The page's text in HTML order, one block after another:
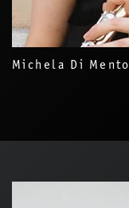
Michela Di Mento